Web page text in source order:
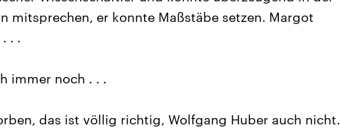
mitsprechen, er konnte Maßstäbe setzen. Margot
. .
immer noch . . .
das ist völlig richtig, Wolfgang Huber auch nicht.